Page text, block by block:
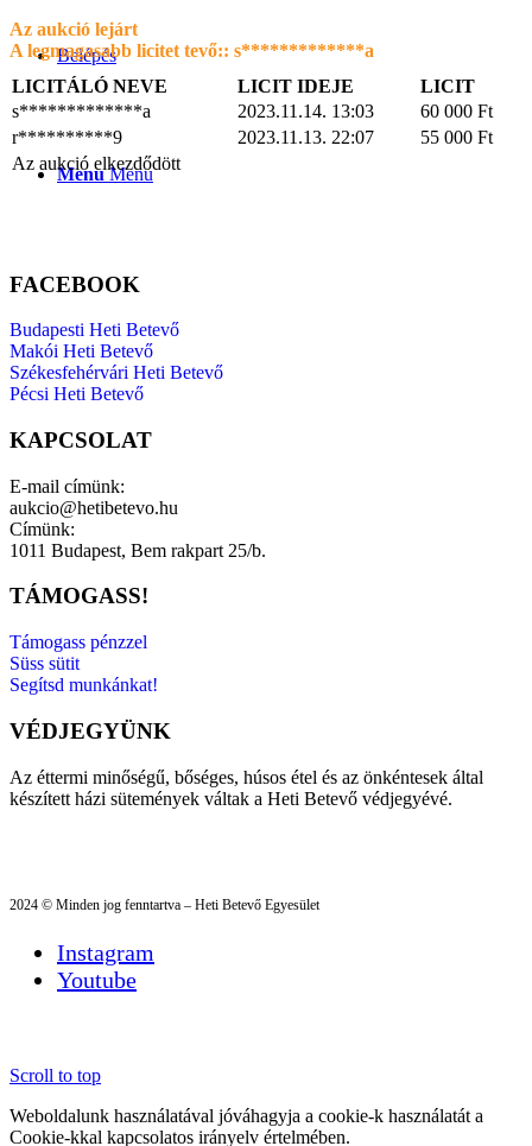
Belépés
Menu Menu
Az aukció lejárt
A legmagasabb licitet tevő:: s*************a
LICITÁLÓ NEVE
LICIT IDEJE
LICIT
s*************a
2023.11.14. 13:03 60 000 Ft
r**********9
2023.11.13. 22:07 55 000 Ft
Az aukció elkezdődött
FACEBOOK
Budapesti Heti Betevő
Makói Heti Betevő
Székesfehérvári Heti Betevő
Pécsi Heti Betevő
KAPCSOLAT
E-mail címünk:
aukcio@hetibetevo.hu
Címünk:
1011 Budapest, Bem rakpart 25/b.
TÁMOGASS!
Támogass pénzzel
Süss sütit
Segítsd munkánkat!
VÉDJEGYÜNK
Az éttermi minőségű, bőséges, húsos étel és az önkéntesek által
készített házi sütemények váltak a Heti Betevő védjegyévé.
2024 © Minden jog fenntartva – Heti Betevő Egyesület
Instagram
Youtube
Scroll to top
Weboldalunk használatával jóváhagyja a cookie-k használatát a
Cookie-kkal kapcsolatos irányelv értelmében.